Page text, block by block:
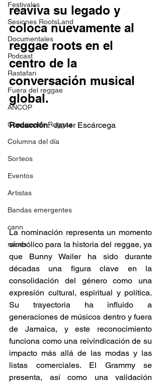
Festivales
Sesiones RootsLand
Documentales
Podcast
Rastafari
Fuera del reggae
ANCOP
Conociendo Reggae
Columna del día
Sorteos
Eventos
Artistas
Bandas emergentes
cann
raices
reaviva su legado y
coloca nuevamente al
reggae roots en el
centro de la
conversación musical
global.
Redacción:  Javier Escárcega
La nominación representa un momento
simbólico para la historia del reggae, ya
que Bunny Wailer ha sido durante
décadas una figura clave en la
consolidación del género como una
expresión cultural, espiritual y política.
Su trayectoria ha influido a
generaciones de músicos dentro y fuera
de Jamaica, y este reconocimiento
funciona como una reivindicación de su
impacto más allá de las modas y las
listas comerciales. El Grammy se
presenta, así como una validación